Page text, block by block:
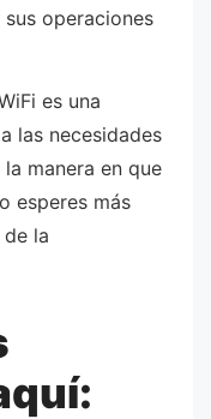
operaciones
es una
las necesidades
manera en que
esperes más
la